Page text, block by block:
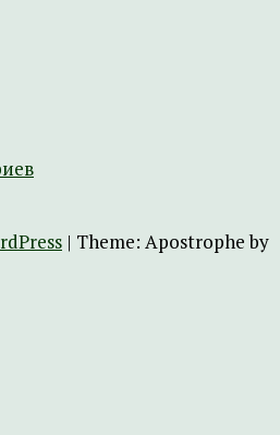
| Theme: Apostrophe by